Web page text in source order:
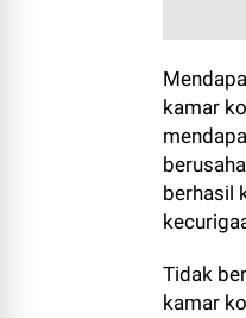
kamar
berhasil
Tidak
kamar